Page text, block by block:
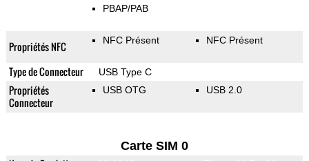
PBAP/PAB
Propriétés NFC NFC Présent NFC Présent
Type de Connecteur USB Type C
Propriétés
Connecteur
USB OTG USB 2.0
Carte SIM 0